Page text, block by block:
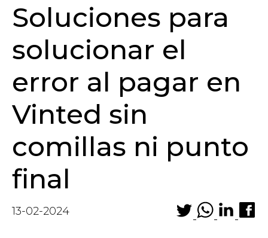
Soluciones para
solucionar el
error al pagar en
Vinted sin
comillas ni punto
final
13-02-2024